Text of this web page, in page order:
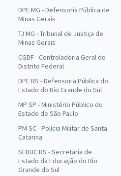
DPE MG - Defensoria Pública de
Minas Gerais
TJ MG - Tribunal de Justiça de
Minas Gerais
CGDF - Controladoria Geral do
Distrito Federal
DPE RS - Defensoria Pública do
Estado do Rio Grande do Sul
MP SP - Ministério Público do
Estado de São Paulo
PM SC - Polícia Militar de Santa
Catarina
SEDUC RS - Secretaria de
Estado da Educação do Rio
Grande do Sul